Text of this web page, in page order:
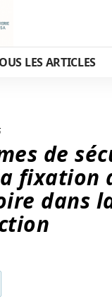
LES ARTICLES
de
fixation
dans